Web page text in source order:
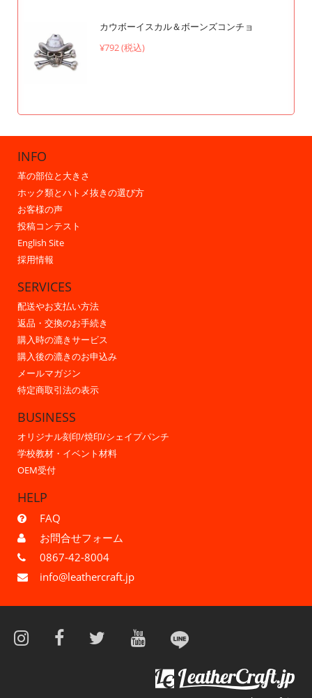
カウボーイスカル＆ボーンズコンチョ
¥792 (税込)
INFO
革の部位と大きさ
ホック類とハトメ抜きの選び方
お客様の声
投稿コンテスト
English Site
採用情報
SERVICES
配送やお支払い方法
返品・交換のお手続き
購入時の漉きサービス
購入後の漉きのお申込み
メールマガジン
特定商取引法の表示
BUSINESS
オリジナル刻印/焼印/シェイプパンチ
学校教材・イベント材料
OEM受付
HELP
FAQ
お問合せフォーム
0867-42-8004
info@leathercraft.jp